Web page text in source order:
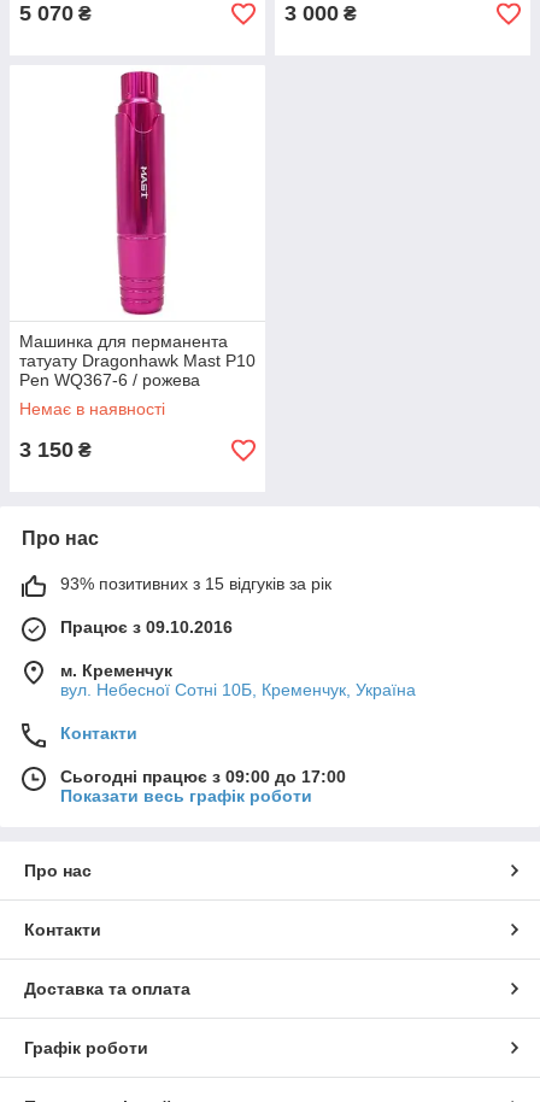
5 070 ₴ 3 000 ₴
Машинка для перманента
татуату Dragonhawk Mast P10
Pen WQ367-6 / рожева
Немає в наявності
3 150 ₴
Про нас
93% позитивних з 15 відгуків за рік
Працює з 09.10.2016
м. Кременчук
вул. Небесної Сотні 10Б, Кременчук, Україна
Контакти
Сьогодні працює з 09:00 до 17:00
Показати весь графік роботи
Про нас
Контакти
Доставка та оплата
Графік роботи